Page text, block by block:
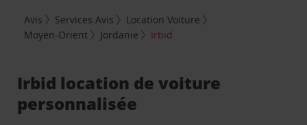
Avis Services Avis
Location Voiture
Moyen-Orient
Jordanie Irbid
Irbid location de voiture
personnalisée